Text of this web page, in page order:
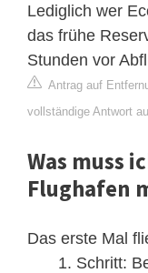
Lediglich wer
das frühe
Stunden vor
Antrag auf
vollständige Antwort
Was muss
Flughafen
Das erste Mal
Schritt: